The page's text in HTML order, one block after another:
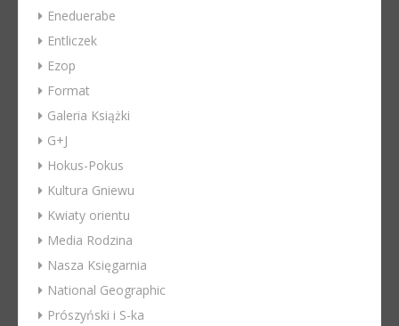
Eneduerabe
Entliczek
Ezop
Format
Galeria Książki
G+J
Hokus-Pokus
Kultura Gniewu
Kwiaty orientu
Media Rodzina
Nasza Księgarnia
National Geographic
Prószyński i S-ka